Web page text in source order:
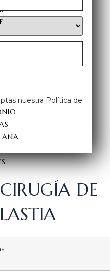
nuestra Política de
DE